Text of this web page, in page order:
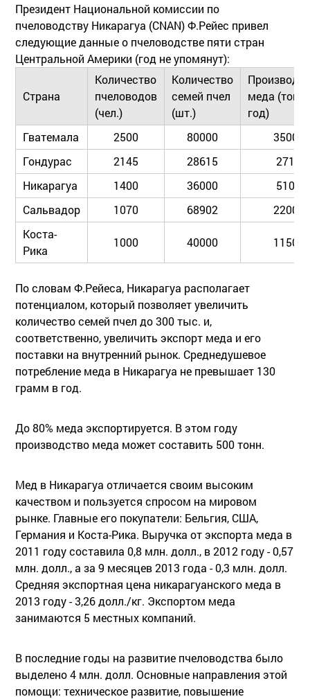
Президент Национальной комиссии по
пчеловодству Никарагуа (СNAN) Ф.Рейес привел
следующие данные о пчеловодстве пяти стран
Центральной Америки (год не упомянут):
Страна
Количество
пчеловодов
(чел.)
Количество
семей пчел
(шт.)
меда (тонн
год)
Гватемала
2500 80000
3500
Гондурас
2145 28615
271
Никарагуа
1400 36000
510
Сальвадор
1070 68902
2200
Коста-
Рика
1000 40000 1150
По словам Ф.Рейеса, Никарагуа располагает
потенциалом, который позволяет увеличить
количество семей пчел до 300 тыс. и,
соответственно, увеличить экспорт меда и его
поставки на внутренний рынок. Среднедушевое
потребление меда в Никарагуа не превышает 130
грамм в год.
До 80% меда экспортируется. В этом году
производство меда может составить 500 тонн.
Мед в Никарагуа отличается своим высоким
качеством и пользуется спросом на мировом
рынке. Главные его покупатели: Бельгия, США,
Германия и Коста-Рика. Выручка от экспорта меда в
2011 году составила 0,8 млн. долл., в 2012 году - 0,57
млн. долл., а за 9 месяцев 2013 года - 0,3 млн. долл.
Средняя экспортная цена никарагуанского меда в
2013 году - 3,26 долл./кг. Экспортом меда
занимаются 5 местных компаний.
В последние годы на развитие пчеловодства было
выделено 4 млн. долл. Основные направления этой
помощи: техническое развитие, повышение